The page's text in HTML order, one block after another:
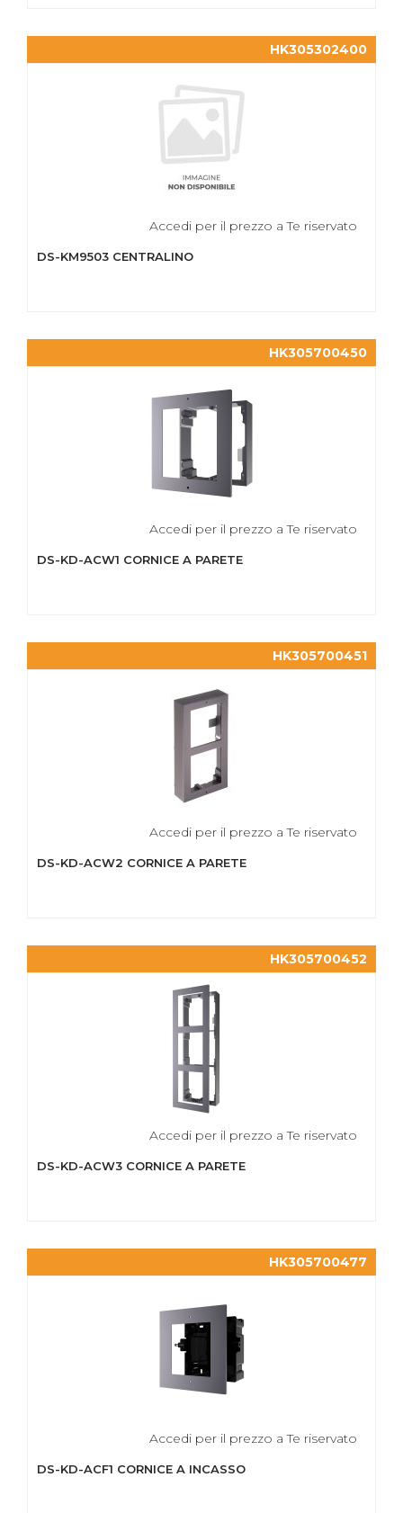
HK305302400
Accedi per il prezzo a Te riservato
DS-KM9503 CENTRALINO
HK305700450
Accedi per il prezzo a Te riservato
DS-KD-ACW1 CORNICE A PARETE
HK305700451
Accedi per il prezzo a Te riservato
DS-KD-ACW2 CORNICE A PARETE
HK305700452
Accedi per il prezzo a Te riservato
DS-KD-ACW3 CORNICE A PARETE
HK305700477
Accedi per il prezzo a Te riservato
DS-KD-ACF1 CORNICE A INCASSO